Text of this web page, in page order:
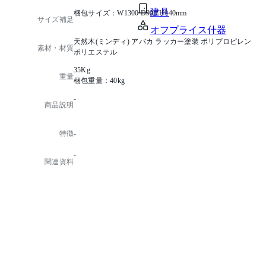
建具
オフプライス什器
サイズ補足
梱包サイズ：W1300 D900 H940mm
素材・材質
天然木(ミンディ) アバカ ラッカー塗装 ポリプロピレン
ポリエステル
重量
35Kg
梱包重量：40kg
商品説明
-
特徴-
関連資料
-